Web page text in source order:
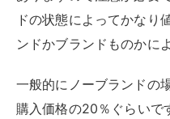
ドの状態によってかなり
ンドかブランドものかに
一般的にノーブランドの
購入価格の20％ぐらいで